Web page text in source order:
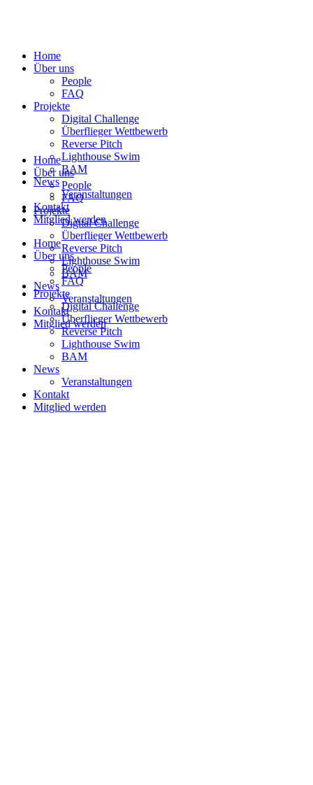
Home
Über uns
People
FAQ
Projekte
Digital Challenge
Überflieger Wettbewerb
Reverse Pitch
Lighthouse Swim
BAM
News
Veranstaltungen
Kontakt
Mitglied werden
Home
Über uns
People
FAQ
Projekte
Digital Challenge
Überflieger Wettbewerb
Reverse Pitch
Lighthouse Swim
BAM
News
Veranstaltungen
Kontakt
Mitglied werden
Home
Über uns
People
FAQ
Projekte
Digital Challenge
Überflieger Wettbewerb
Reverse Pitch
Lighthouse Swim
BAM
News
Veranstaltungen
Kontakt
Mitglied werden